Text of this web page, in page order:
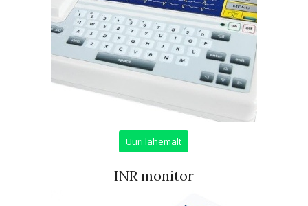
Uuri lähemalt
INR monitor